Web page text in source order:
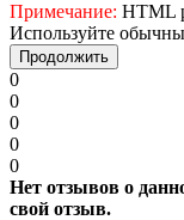
Примечание: HTML
Используйте
Продолжить
0
0
0
0
0
Нет отзывов о
свой отзыв.